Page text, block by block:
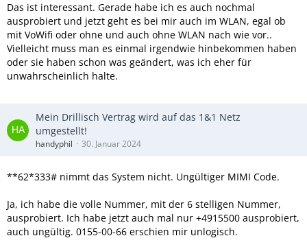
Das ist interessant. Gerade habe ich es auch nochmal
ausprobiert und jetzt geht es bei mir auch im WLAN, egal ob
mit VoWifi oder ohne und auch ohne WLAN nach wie vor..
Vielleicht muss man es einmal irgendwie hinbekommen haben
oder sie haben schon was geändert, was ich eher für
unwahrscheinlich halte.
Mein Drillisch Vertrag wird auf das 1&1 Netz
umgestellt!
handyphil 30. Januar 2024
**62*333# nimmt das System nicht. Ungültiger MIMI Code.
Ja, ich habe die volle Nummer, mit der 6 stelligen Nummer,
ausprobiert. Ich habe jetzt auch mal nur +4915500 ausprobiert,
auch ungültig. 0155-00-66 erschien mir unlogisch.